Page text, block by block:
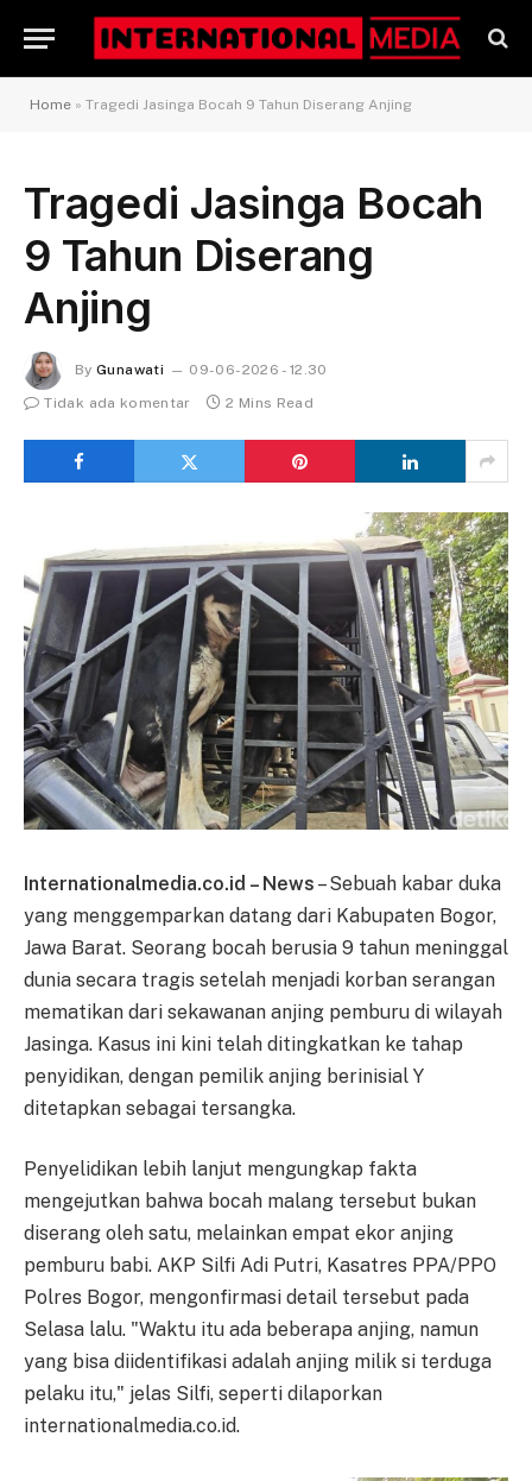
Home » Tragedi Jasinga Bocah 9 Tahun Diserang Anjing
Tragedi Jasinga Bocah
9 Tahun Diserang
Anjing
By Gunawati
09-06-2026 - 12.30
Tidak ada komentar
2 Mins Read
Internationalmedia.co.id – News – Sebuah kabar duka
yang menggemparkan datang dari Kabupaten Bogor,
Jawa Barat. Seorang bocah berusia 9 tahun meninggal
dunia secara tragis setelah menjadi korban serangan
mematikan dari sekawanan anjing pemburu di wilayah
Jasinga. Kasus ini kini telah ditingkatkan ke tahap
penyidikan, dengan pemilik anjing berinisial Y
ditetapkan sebagai tersangka.
Penyelidikan lebih lanjut mengungkap fakta
mengejutkan bahwa bocah malang tersebut bukan
diserang oleh satu, melainkan empat ekor anjing
pemburu babi. AKP Silfi Adi Putri, Kasatres PPA/PPO
Polres Bogor, mengonfirmasi detail tersebut pada
Selasa lalu. "Waktu itu ada beberapa anjing, namun
yang bisa diidentifikasi adalah anjing milik si terduga
pelaku itu," jelas Silfi, seperti dilaporkan
internationalmedia.co.id.